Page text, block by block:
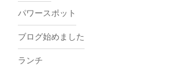
パワースポット
ブログ始めました
ランチ